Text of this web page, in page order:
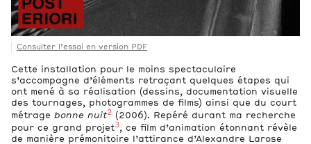
Consulter l’essai en version PDF
Cette installation pour le moins spectaculaire
s’accompagne d’éléments retraçant quelques étapes qui
ont mené à sa réalisation (dessins, documentation visuelle
des tournages, photogrammes de films) ainsi que du court
métrage bonne nuit2 (2006). Repéré durant ma recherche
pour ce grand projet3, ce film d’animation étonnant révèle
de manière prémonitoire l’attirance d’Alexandre Larose